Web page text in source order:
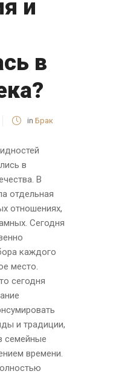
и
в
in Брак
в
В
отдельная
отношениях,
Сегодня
каждого
место.
сегодня
и традиции,
семейные
времени.